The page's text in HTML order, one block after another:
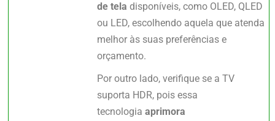
de tela disponíveis, como OLED, QLED
ou LED, escolhendo aquela que atenda
melhor às suas preferências e
orçamento.
Por outro lado, verifique se a TV
suporta HDR, pois essa
tecnologiaaprimora